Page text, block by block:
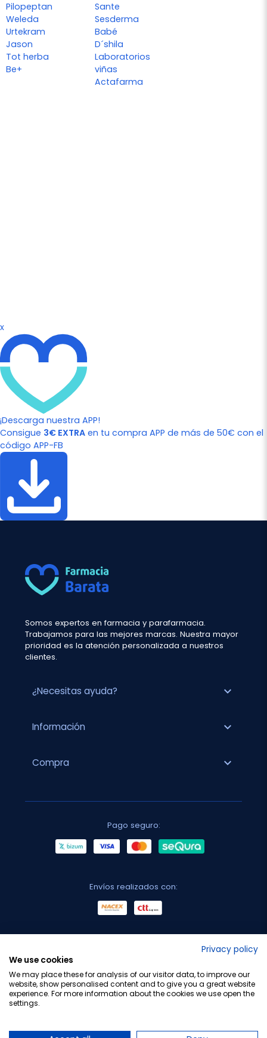
Pilopeptan
Weleda
Urtekram
Jason
Tot herba
Be+
Sante
Sesderma
Babé
D´shila
Laboratorios
viñas
Actafarma
x
¡Descarga nuestra APP!
Consigue 3€ EXTRA en tu compra APP de más de 50€ con el
código APP-FB
Somos expertos en farmacia y parafarmacia.
Trabajamos para las mejores marcas. Nuestra mayor
prioridad es la atención personalizada a nuestros
clientes.
¿Necesitas ayuda? expand_more
Información expand_more
Compra expand_more
Pago seguro:
Envíos realizados con:
Privacy policy
We use cookies
We may place these for analysis of our visitor data, to improve our
website, show personalised content and to give you a great website
experience. For more information about the cookies we use open the
settings.